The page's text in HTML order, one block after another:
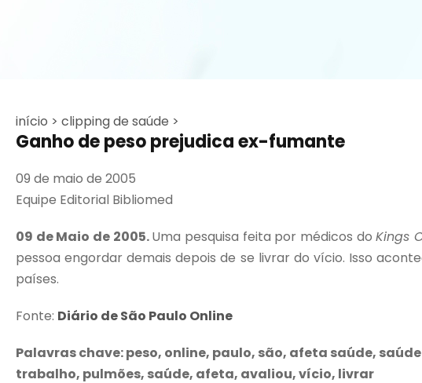
início > clipping de saúde >
Ganho de peso prejudica ex-fumante
09 de maio de 2005
Equipe Editorial Bibliomed
09 de Maio de 2005.Uma pesquisa feita por médicos doKings
pessoa engordar demais depois de se livrar do vício. Isso
países.
Fonte: Diário de São Paulo Online
Palavras chave: peso, online, paulo, são, afeta saúde,
trabalho, pulmões, saúde, afeta, avaliou, vício, livrar